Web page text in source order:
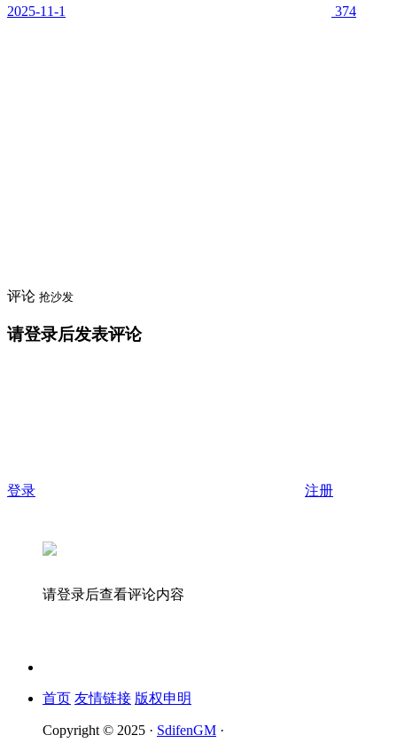
2025-11-1 374
评论 抢沙发
请登录后发表评论
登录 注册
请登录后查看评论内容
首页 友情链接 版权申明
Copyright © 2025 · SdifenGM ·